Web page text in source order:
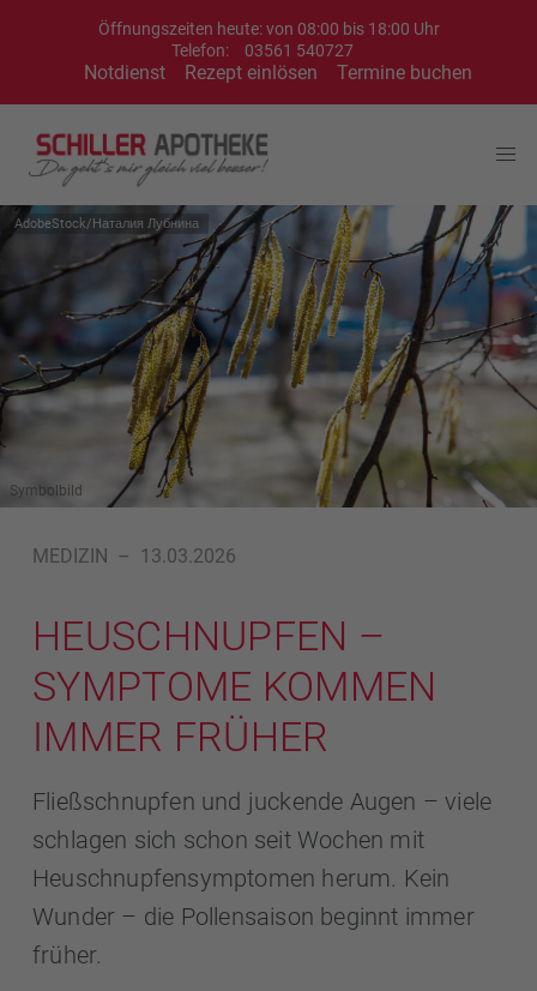
Öffnungszeiten heute: von 08:00 bis 18:00 Uhr
Telefon:
03561 540727
Notdienst Rezept einlösen Termine buchen
AdobeStock/Наталия Лубнина
Symbolbild
MEDIZIN – 13.03.2026
HEUSCHNUPFEN –
SYMPTOME KOMMEN
IMMER FRÜHER
Fließschnupfen und juckende Augen – viele
schlagen sich schon seit Wochen mit
Heuschnupfensymptomen herum. Kein
Wunder – die Pollensaison beginnt immer
früher.